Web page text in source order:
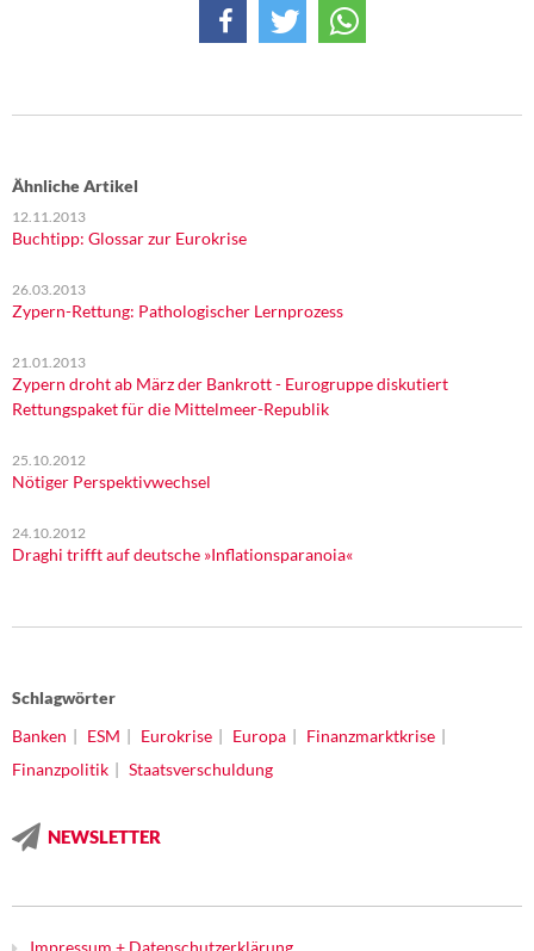
Ähnliche Artikel
12.11.2013
Buchtipp: Glossar zur Eurokrise
26.03.2013
Zypern-Rettung: Pathologischer Lernprozess
21.01.2013
Zypern droht ab März der Bankrott - Eurogruppe diskutiert
Rettungspaket für die Mittelmeer-Republik
25.10.2012
Nötiger Perspektivwechsel
24.10.2012
Draghi trifft auf deutsche »Inflationsparanoia«
Schlagwörter
Banken
ESM Eurokrise Europa
Finanzmarktkrise
Finanzpolitik
Staatsverschuldung
NEWSLETTER
Impressum + Datenschutzerklärung